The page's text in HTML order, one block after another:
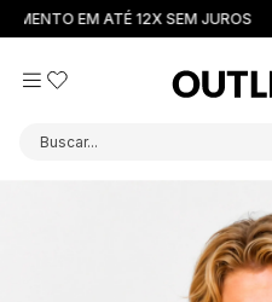
EM ATÉ 12X SEM JUROS
Buscar...